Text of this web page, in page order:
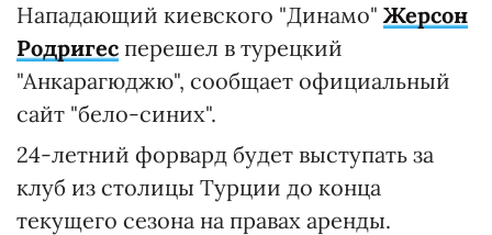
Нападающий киевского "Динамо" Жерсон
Родригес перешел в турецкий
"Анкарагюджю", сообщает официальный
сайт "бело-синих".
24-летний форвард будет выступать за
клуб из столицы Турции до конца
текущего сезона на правах аренды.